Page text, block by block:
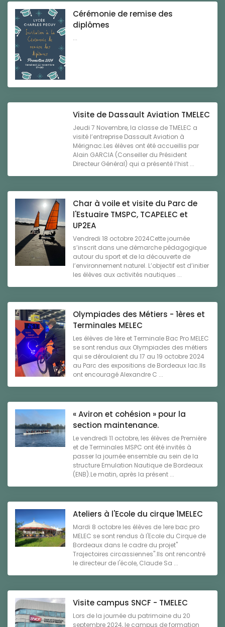
Cérémonie de remise des
diplômes
...
Visite de Dassault Aviation TMELEC
Jeudi 7 Novembre, la classe de TMELEC a
visité l’entreprise Dassault Aviation à
Mérignac.Les élèves ont été accueillis par
Alain GARCIA (Conseiller du Président
Directeur Général) qui a présenté l’hist ...
Char à voile et visite du Parc de
l'Estuaire TMSPC, TCAPELEC et
UP2EA
Vendredi 18 octobre 2024Cette journée
s’inscrit dans une démarche pédagogique
autour du sport et de la découverte de
l’environnement naturel. L’objectif est d’initier
les élèves aux activités nautiques ...
Olympiades des Métiers - 1ères et
Terminales MELEC
Les élèves de 1ère et Terminale Bac Pro MELEC
se sont rendus aux Olympiades des métiers
qui se déroulaient du 17 au 19 octobre 2024
au Parc des expositions de Bordeaux lac.Ils
ont encouragé Alexandre C ...
« Aviron et cohésion » pour la
section maintenance.
Le vendredi 11 octobre, les élèves de Première
et de Terminales MSPC ont été invités à
passer la journée ensemble au sein de la
structure Emulation Nautique de Bordeaux
(ENB).Le matin, après la présent ...
Ateliers à l'Ecole du cirque 1MELEC
Mardi 8 octobre les élèves de 1ere bac pro
MELEC se sont rendus à l'Ecole du Cirque de
Bordeaux dans le cadre du projet"
Trajectoires circassiennes".Ils ont rencontré
le directeur de l'école, Claude Sa ...
Visite campus SNCF - TMELEC
Lors de la journée du patrimoine du 20
septembre 2024, le campus de formation